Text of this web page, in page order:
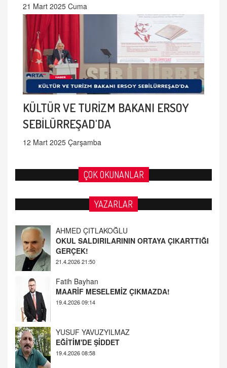
21 Mart 2025 Cuma
KÜLTÜR VE TURİZM BAKANI ERSOY
SEBİLÜRREŞAD'DA
12 Mart 2025 Çarşamba
ÇOK OKUNANLAR
YAZARLAR
Fatih Bayhan
MAARİF MESELEMİZ ÇIKMAZDA!
19.4.2026 09:14
YUSUF YAVUZYILMAZ
EĞİTİM'DE ŞİDDET
19.4.2026 08:58
AHMED ÇITLAKOĞLU
OKUL SALDIRILARININ ORTAYA ÇIKARTTIĞI
GERÇEK!